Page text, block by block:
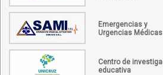
Emergencias y
Urgencias Médicas
Centro de
educativa